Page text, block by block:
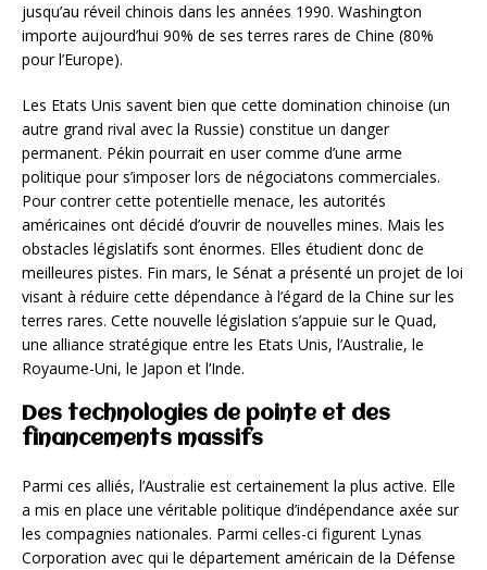
jusqu’au réveil chinois dans les années 1990. Washington
importe aujourd’hui 90% de ses terres rares de Chine (80%
pour l’Europe).
Les Etats Unis savent bien que cette domination chinoise (un
autre grand rival avec la Russie) constitue un danger
permanent. Pékin pourrait en user comme d’une arme
politique pour s’imposer lors de négociatons commerciales.
Pour contrer cette potentielle menace, les autorités
américaines ont décidé d’ouvrir de nouvelles mines. Mais les
obstacles législatifs sont énormes. Elles étudient donc de
meilleures pistes. Fin mars, le Sénat a présenté un projet de loi
visant à réduire cette dépendance à l’égard de la Chine sur les
terres rares. Cette nouvelle législation s’appuie sur le Quad,
une alliance stratégique entre les Etats Unis, l’Australie, le
Royaume-Uni, le Japon et l’Inde.
Des technologies de pointe et des
financements massifs
Parmi ces alliés, l’Australie est certainement la plus active. Elle
a mis en place une véritable politique d’indépendance axée sur
les compagnies nationales. Parmi celles-ci figurent Lynas
Corporation avec qui le département américain de la Défense